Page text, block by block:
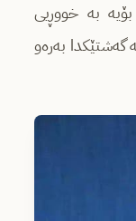
بە خووڕیى
گەشتێكدا بەرەو